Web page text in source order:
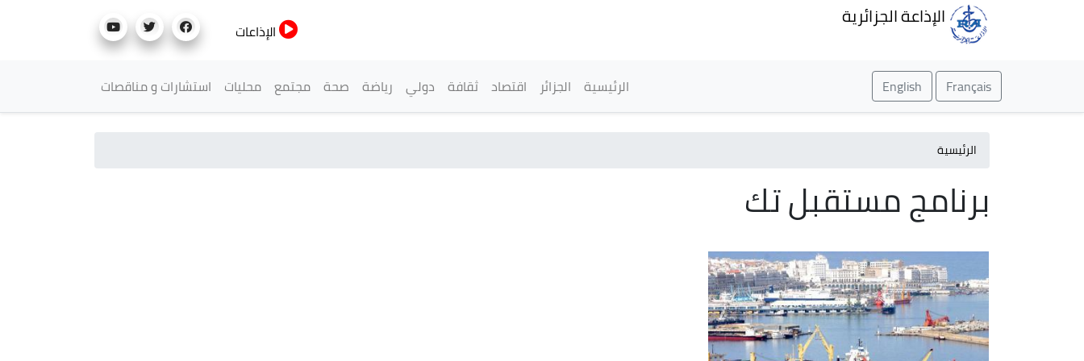
الإذاعة الجزائرية
الإذاعات
Français
English القائمة الرئيسية
الرئيسية الجزائر اقتصاد ثقافة دولي رياضة صحة مجتمع محليات استشارات و مناقصات
الرئيسية
برنامج مستقبل تك